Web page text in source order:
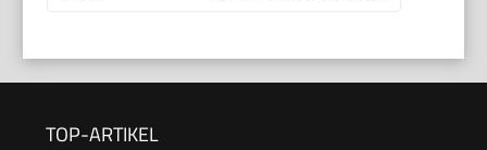
TOP-ARTIKEL